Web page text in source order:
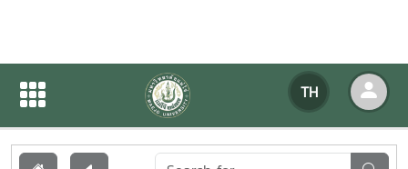
TH
เอกสารเผยแพร่